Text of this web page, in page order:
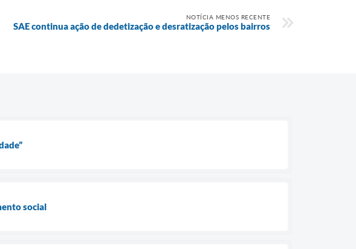
NOTÍCIA MENOS RECENTE
SAE continua ação de dedetização e desratização pelos bairros
social